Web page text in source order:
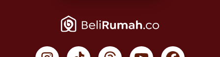
Properti Dijual di Jakarta Pusat >
Properti Dijual di Gambir >